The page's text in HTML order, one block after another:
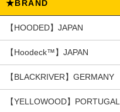
★BRAND
【HOODED】JAPAN
【Hoodeck™️】JAPAN
【BLACKRIVER】GERMANY
【YELLOWOOD】PORTUGAL